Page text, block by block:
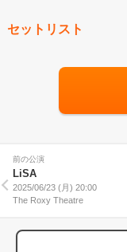
セットリスト
前の公演
LiSA
2025/06/23 (月) 20:00
The Roxy Theatre